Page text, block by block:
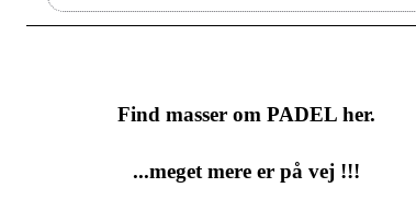
Find masser om PADEL her.
...meget mere er på vej !!!